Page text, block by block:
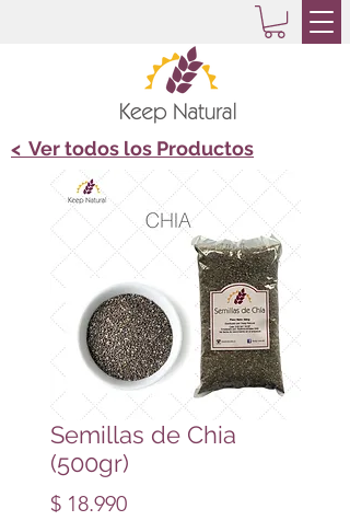
< Ver todos los Productos
Semillas de Chia
(500gr)
$ 18.990Precio